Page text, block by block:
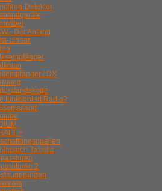
Detektor
- Der Anfang
Linear
/ DX
funktioniert Radio?
>
Tabelle
2